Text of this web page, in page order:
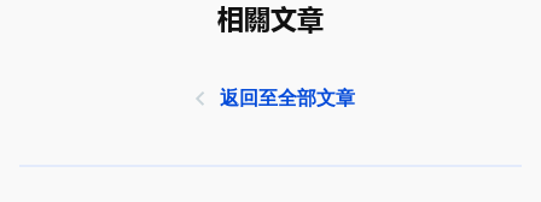
相關文章
返回至全部文章